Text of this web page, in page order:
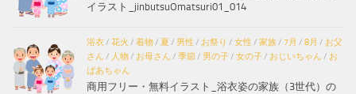
イラスト_jinbutsuOmatsuri01_014
浴衣/ 花火 / 着物/ 夏 / 男性 / お祭り / 女性 / 家族/ 7月 / 8月 / お父
さん / 人物/ お母さん / 季節/ 男の子/ 女の子/ おじいちゃん / お
ばあちゃん
商用フリー・無料イラスト_浴衣姿の家族（3世代）の